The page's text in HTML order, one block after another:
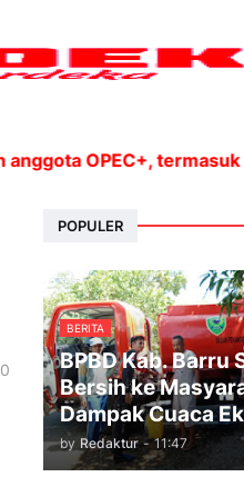
OPEC+, termasuk
0
POPULER
BERITA
BPBD Kab. Barru
Bersih ke
Dampak Cuaca
by Redaktur - 11:47